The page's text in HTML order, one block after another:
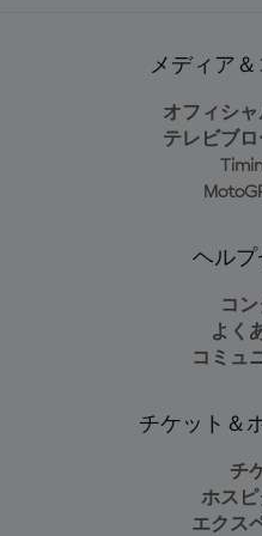
メディア
オフィシ
テレビブ
ヘルプ
コン
よく
コミュ
チケット＆
チ
ホス
エクス